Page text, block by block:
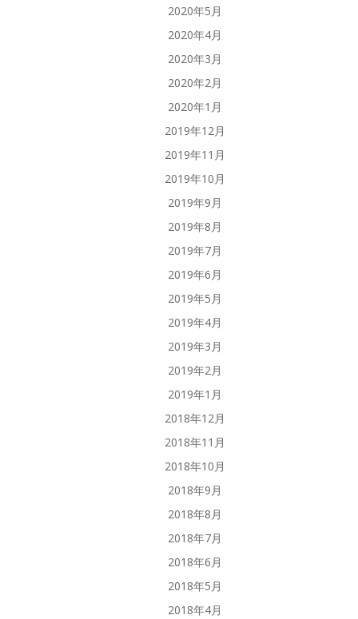
2020年5月
2020年4月
2020年3月
2020年2月
2020年1月
2019年12月
2019年11月
2019年10月
2019年9月
2019年8月
2019年7月
2019年6月
2019年5月
2019年4月
2019年3月
2019年2月
2019年1月
2018年12月
2018年11月
2018年10月
2018年9月
2018年8月
2018年7月
2018年6月
2018年5月
2018年4月